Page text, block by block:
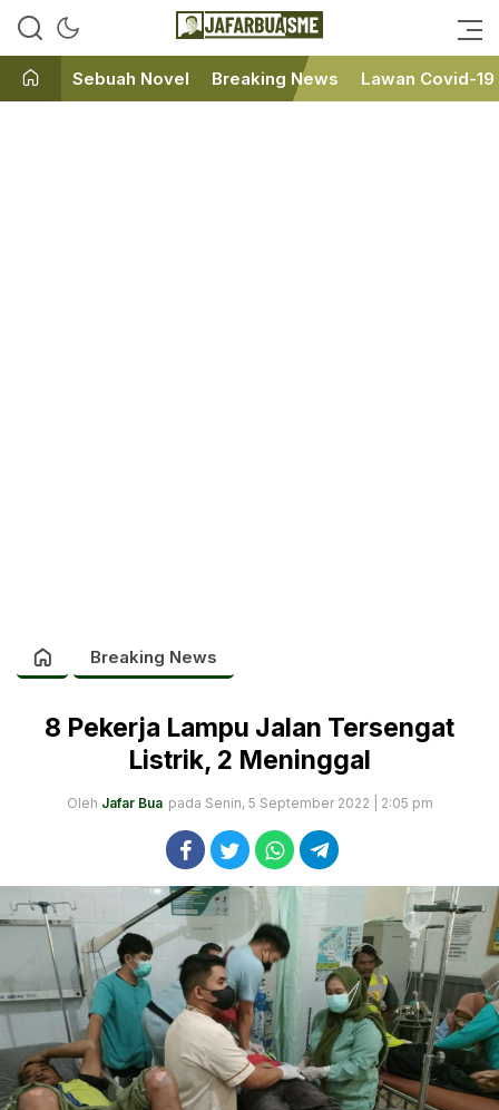
JafarBua
Ini bukan Media Online, Ini
Sebuah Novel Breaking News Lawan Covid-19
Breaking News
8 Pekerja Lampu Jalan Tersengat
Listrik, 2 Meninggal
Oleh Jafar Bua pada Senin, 5 September 2022 | 2:05 pm